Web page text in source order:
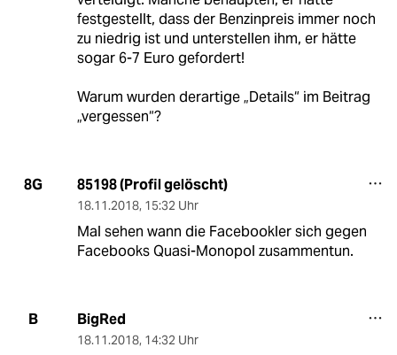
festgestellt, dass der Benzinpreis immer noch
zu niedrig ist und unterstellen ihm, er hätte
sogar 6-7 Euro gefordert!
Warum wurden derartige „Details“ im Beitrag
„vergessen“?
8G 85198 (Profil gelöscht)
18.11.2018, 15:32 Uhr
Mal sehen wann die Facebookler sich gegen
Facebooks Quasi-Monopol zusammentun.
B BigRed
18.11.2018, 14:32 Uhr